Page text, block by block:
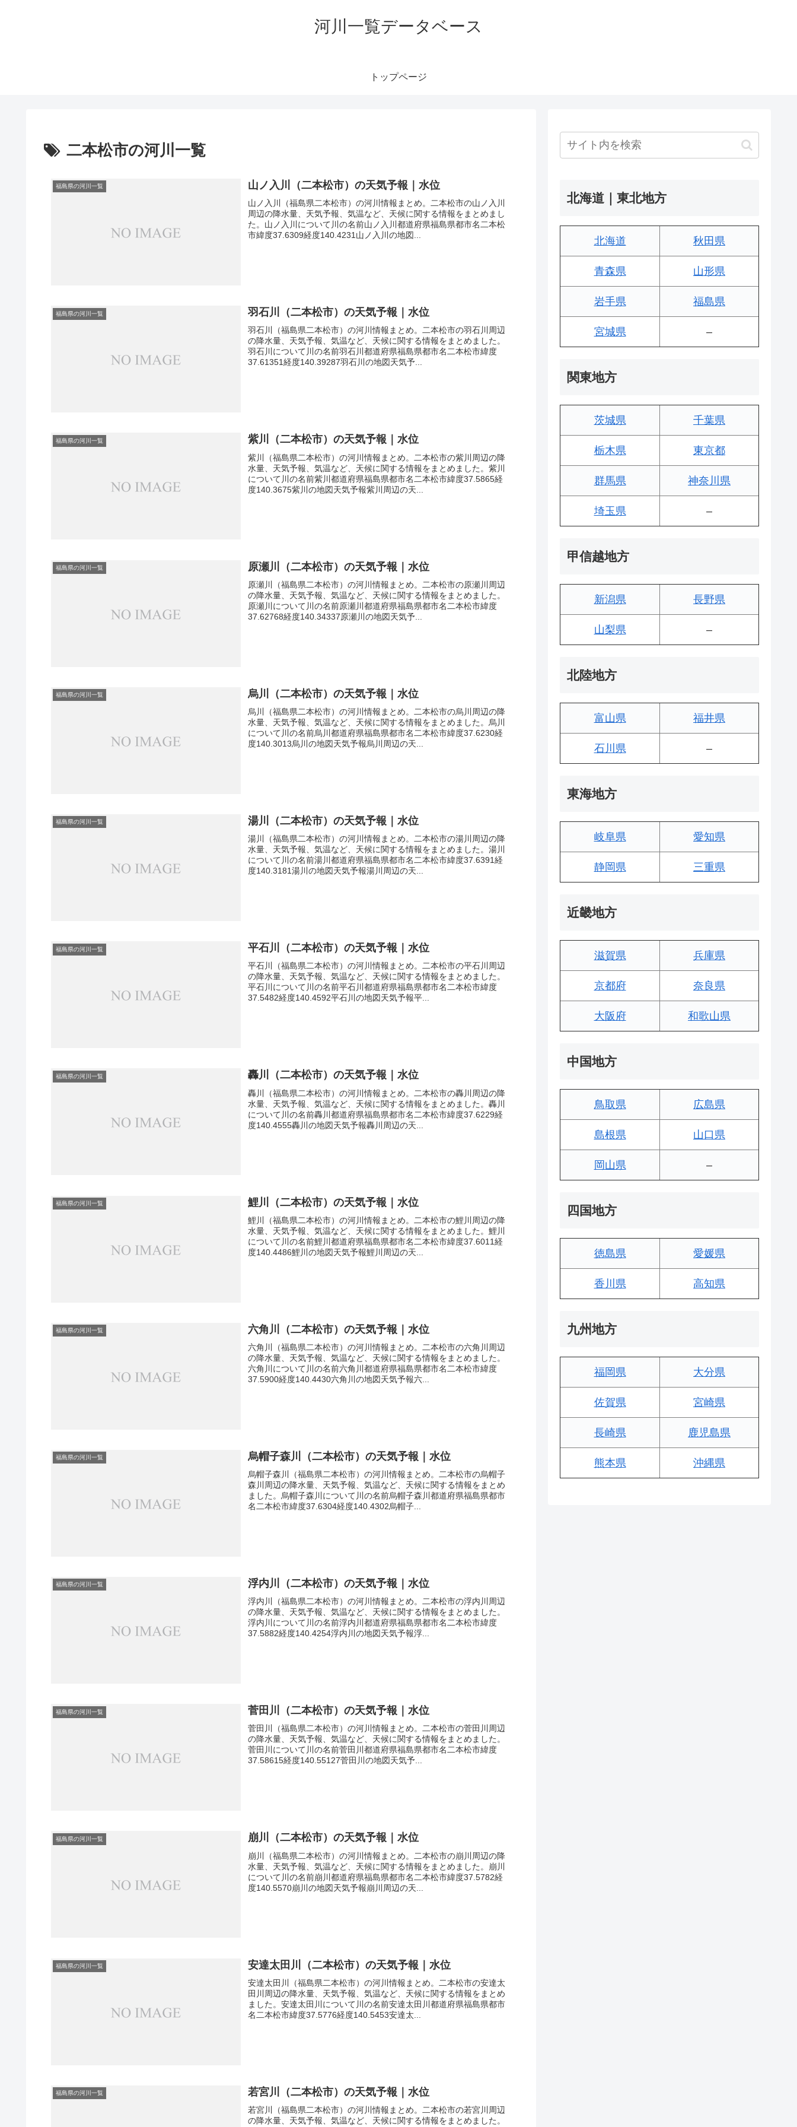
河川一覧データベース
トップページ
二本松市の河川一覧
福島県の河川一覧 山ノ入川（二本松市）の天気予報｜水位
山ノ入川（福島県二本松市）の河川情報まとめ。二本松市の山ノ入川
周辺の降水量、天気予報、気温など、天候に関する情報をまとめまし
た。山ノ入川について川の名前山ノ入川都道府県福島県都市名二本松
市緯度37.6309経度140.4231山ノ入川の地図...
福島県の河川一覧 羽石川（二本松市）の天気予報｜水位
羽石川（福島県二本松市）の河川情報まとめ。二本松市の羽石川周辺
の降水量、天気予報、気温など、天候に関する情報をまとめました。
羽石川について川の名前羽石川都道府県福島県都市名二本松市緯度
37.61351経度140.39287羽石川の地図天気予...
福島県の河川一覧 紫川（二本松市）の天気予報｜水位
紫川（福島県二本松市）の河川情報まとめ。二本松市の紫川周辺の降
水量、天気予報、気温など、天候に関する情報をまとめました。紫川
について川の名前紫川都道府県福島県都市名二本松市緯度37.5865経
度140.3675紫川の地図天気予報紫川周辺の天...
福島県の河川一覧 原瀬川（二本松市）の天気予報｜水位
原瀬川（福島県二本松市）の河川情報まとめ。二本松市の原瀬川周辺
の降水量、天気予報、気温など、天候に関する情報をまとめました。
原瀬川について川の名前原瀬川都道府県福島県都市名二本松市緯度
37.62768経度140.34337原瀬川の地図天気予...
福島県の河川一覧 烏川（二本松市）の天気予報｜水位
烏川（福島県二本松市）の河川情報まとめ。二本松市の烏川周辺の降
水量、天気予報、気温など、天候に関する情報をまとめました。烏川
について川の名前烏川都道府県福島県都市名二本松市緯度37.6230経
度140.3013烏川の地図天気予報烏川周辺の天...
福島県の河川一覧 湯川（二本松市）の天気予報｜水位
湯川（福島県二本松市）の河川情報まとめ。二本松市の湯川周辺の降
水量、天気予報、気温など、天候に関する情報をまとめました。湯川
について川の名前湯川都道府県福島県都市名二本松市緯度37.6391経
度140.3181湯川の地図天気予報湯川周辺の天...
福島県の河川一覧 平石川（二本松市）の天気予報｜水位
平石川（福島県二本松市）の河川情報まとめ。二本松市の平石川周辺
の降水量、天気予報、気温など、天候に関する情報をまとめました。
平石川について川の名前平石川都道府県福島県都市名二本松市緯度
37.5482経度140.4592平石川の地図天気予報平...
福島県の河川一覧 轟川（二本松市）の天気予報｜水位
轟川（福島県二本松市）の河川情報まとめ。二本松市の轟川周辺の降
水量、天気予報、気温など、天候に関する情報をまとめました。轟川
について川の名前轟川都道府県福島県都市名二本松市緯度37.6229経
度140.4555轟川の地図天気予報轟川周辺の天...
福島県の河川一覧 鯉川（二本松市）の天気予報｜水位
鯉川（福島県二本松市）の河川情報まとめ。二本松市の鯉川周辺の降
水量、天気予報、気温など、天候に関する情報をまとめました。鯉川
について川の名前鯉川都道府県福島県都市名二本松市緯度37.6011経
度140.4486鯉川の地図天気予報鯉川周辺の天...
福島県の河川一覧 六角川（二本松市）の天気予報｜水位
六角川（福島県二本松市）の河川情報まとめ。二本松市の六角川周辺
の降水量、天気予報、気温など、天候に関する情報をまとめました。
六角川について川の名前六角川都道府県福島県都市名二本松市緯度
37.5900経度140.4430六角川の地図天気予報六...
福島県の河川一覧 烏帽子森川（二本松市）の天気予報｜水位
烏帽子森川（福島県二本松市）の河川情報まとめ。二本松市の烏帽子
森川周辺の降水量、天気予報、気温など、天候に関する情報をまとめ
ました。烏帽子森川について川の名前烏帽子森川都道府県福島県都市
名二本松市緯度37.6304経度140.4302烏帽子...
福島県の河川一覧 浮内川（二本松市）の天気予報｜水位
浮内川（福島県二本松市）の河川情報まとめ。二本松市の浮内川周辺
の降水量、天気予報、気温など、天候に関する情報をまとめました。
浮内川について川の名前浮内川都道府県福島県都市名二本松市緯度
37.5882経度140.4254浮内川の地図天気予報浮...
福島県の河川一覧 菅田川（二本松市）の天気予報｜水位
菅田川（福島県二本松市）の河川情報まとめ。二本松市の菅田川周辺
の降水量、天気予報、気温など、天候に関する情報をまとめました。
菅田川について川の名前菅田川都道府県福島県都市名二本松市緯度
37.58615経度140.55127菅田川の地図天気予...
福島県の河川一覧 崩川（二本松市）の天気予報｜水位
崩川（福島県二本松市）の河川情報まとめ。二本松市の崩川周辺の降
水量、天気予報、気温など、天候に関する情報をまとめました。崩川
について川の名前崩川都道府県福島県都市名二本松市緯度37.5782経
度140.5570崩川の地図天気予報崩川周辺の天...
福島県の河川一覧 安達太田川（二本松市）の天気予報｜水位
安達太田川（福島県二本松市）の河川情報まとめ。二本松市の安達太
田川周辺の降水量、天気予報、気温など、天候に関する情報をまとめ
ました。安達太田川について川の名前安達太田川都道府県福島県都市
名二本松市緯度37.5776経度140.5453安達太...
福島県の河川一覧 若宮川（二本松市）の天気予報｜水位
若宮川（福島県二本松市）の河川情報まとめ。二本松市の若宮川周辺
の降水量、天気予報、気温など、天候に関する情報をまとめました。
北海道｜東北地方
北海道 秋田県
青森県 山形県
岩手県 福島県
宮城県 –
関東地方
茨城県 千葉県
栃木県 東京都
群馬県 神奈川県
埼玉県 –
甲信越地方
新潟県 長野県
山梨県 –
北陸地方
富山県 福井県
石川県 –
東海地方
岐阜県 愛知県
静岡県 三重県
近畿地方
滋賀県 兵庫県
京都府 奈良県
大阪府 和歌山県
中国地方
鳥取県 広島県
島根県 山口県
岡山県 –
四国地方
徳島県 愛媛県
香川県 高知県
九州地方
福岡県 大分県
佐賀県 宮崎県
長崎県 鹿児島県
熊本県 沖縄県